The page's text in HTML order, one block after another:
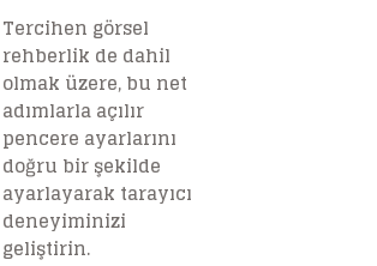
Tercihen görsel
rehberlik de dahil
olmak üzere, bu net
adımlarla açılır
pencere ayarlarını
doğru bir şekilde
ayarlayarak tarayıcı
deneyiminizi
geliştirin.